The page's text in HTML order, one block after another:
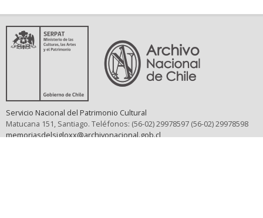
Servicio Nacional del Patrimonio Cultural
Matucana 151, Santiago. Teléfonos: (56-02) 29978597 (56-02) 29978598
memoriasdelsigloxx@archivonacional.gob.cl